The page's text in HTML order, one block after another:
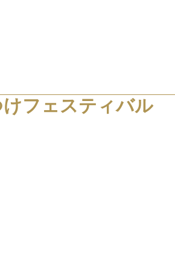
フェスティバル